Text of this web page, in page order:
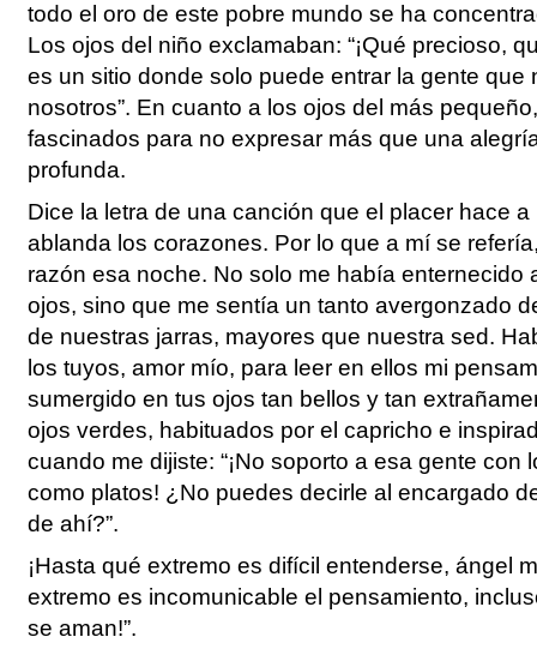
todo el oro de este pobre mundo se ha
Los ojos del niño exclamaban: “¡Qué precioso,
es un sitio donde solo puede entrar la gente que
nosotros”. En cuanto a los ojos del más
fascinados para no expresar más que una
profunda.
Dice la letra de una canción que el placer hace
ablanda los corazones. Por lo que a mí se
razón esa noche. No solo me había enternecido
ojos, sino que me sentía un tanto avergonzado
de nuestras jarras, mayores que nuestra sed.
los tuyos, amor mío, para leer en ellos mi
sumergido en tus ojos tan bellos y tan
ojos verdes, habituados por el capricho e
cuando me dijiste: “¡No soporto a esa gente con
como platos! ¿No puedes decirle al encargado
de ahí?”.
¡Hasta qué extremo es difícil entenderse, ángel
extremo es incomunicable el pensamiento,
se aman!”.